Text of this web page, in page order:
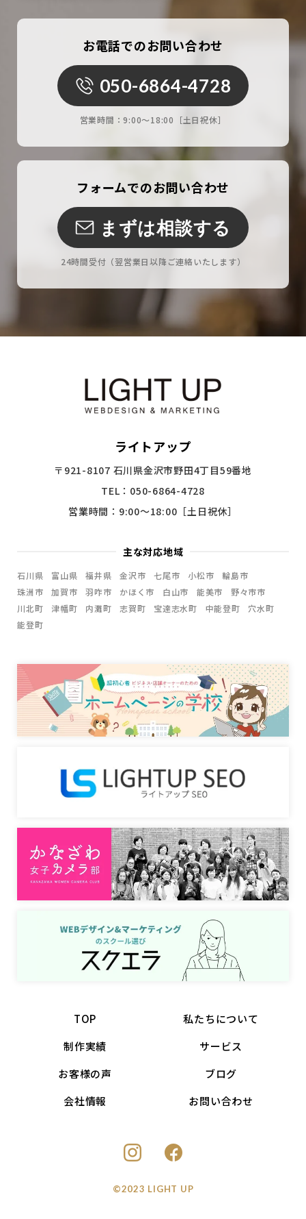
お電話でのお問い合わせ
050-6864-4728
営業時間：9:00〜18:00［土日祝休］
フォームでのお問い合わせ
まずは相談する
24時間受付 （翌営業日以降ご連絡いたします）
ライトアップ
〒921-8107 石川県金沢市野田4丁目59番地
TEL：050-6864-4728
営業時間：9:00〜18:00［土日祝休］
TOP
私たちについて
制作実績
サービス
お客様の声
ブログ
会社情報
お問い合わせ
主な対応地域
石川県 富山県 福井県 金沢市 七尾市 小松市
輪島市
珠洲市
加賀市 羽咋市 かほく市 白山市 能美市
野々市市
川北町
津幡町 内灘町 志賀町 宝達志水町 中能登町
穴水町
能登町
©2023 LIGHT UP